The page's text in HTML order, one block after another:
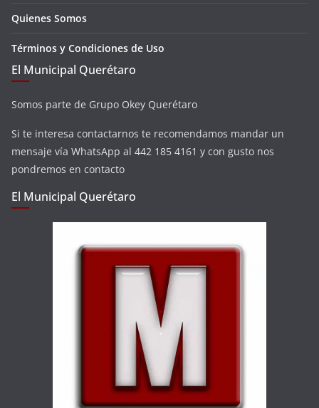
Quienes Somos
Términos y Condiciones de Uso
El Municipal Querétaro
Somos parte de Grupo Okey Querétaro
Si te interesa contactarnos te recomendamos mandar un
mensaje vía WhatsApp al 442 185 4161 y con gusto nos
pondremos en contacto
El Municipal Querétaro